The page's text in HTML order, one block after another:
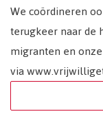
We coördineren
terugkeer naar de
migranten en
via